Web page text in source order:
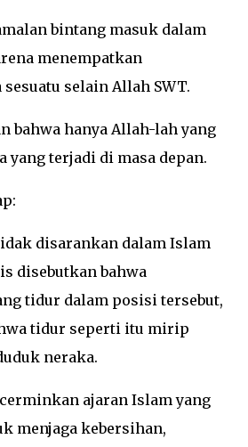
bintang masuk dalam
menempatkan
selain Allah SWT.
bahwa hanya Allah-lah yang
yang terjadi di masa depan.
disarankan dalam Islam
disebutkan bahwa
tidur dalam posisi tersebut,
tidur seperti itu mirip
neraka.
ajaran Islam yang
menjaga kebersihan,